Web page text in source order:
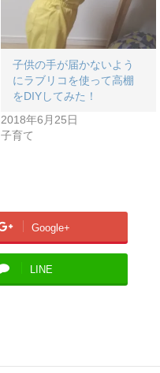
子供の手が届かないよう
にラブリコを使って高棚
をDIYしてみた！
2018年6月25日
子育て
Google+
LINE